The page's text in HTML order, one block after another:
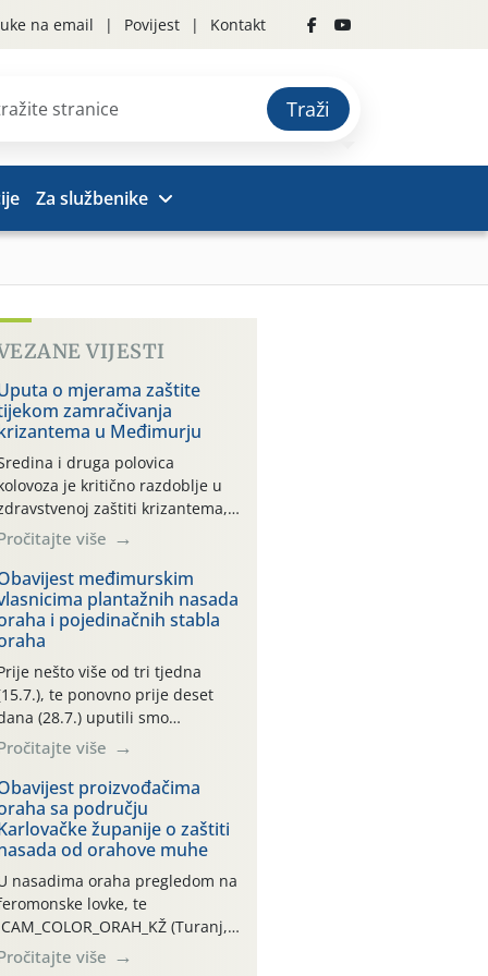
na email Povijest Kontakt
Traži
Za službenike
VIJESTI
o mjerama zaštite
zamračivanja
u Međimurju
i druga polovica
je kritično razdoblje u
zaštiti krizantema,
prije zamračivanja u proteklom
smo mjesecu tri puta upućivali
o preventivnim
zaštite krizantema od
uzročnika bolesti,
i fito-fagnih grinja (23.7.,
06.7.)! Na početku ovog
je zabilježeno je
i ekstremno vruće
razdoblje, uz
temperature […]
više
međimurskim
plantažnih nasada
i pojedinačnih stabla
nešto više od tri tjedna
te ponovno prije deset
(28.7.) uputili smo
vlasnicima plantažnih
nasada oraha i pojedinačnih
o početku leta i
potrebi usmjerenog
orahove muhe
completa)! Već
dana traje drugi
“toplinski udar”, koji
naročito izražen zadnja šest
(31.7.-05.8.), jer najviše
zraka svakodnevno
više
proizvođačima
sa području
županije o zaštiti
od orahove muhe
nasadima oraha pregledom na
lovke, te
CAM_COLOR_ORAH_KŽ (Turanj,
zabilježena je mala
više